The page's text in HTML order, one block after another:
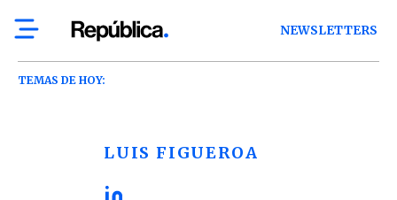
NEWSLETTERS
TEMAS DE HOY:
LUIS FIGUEROA